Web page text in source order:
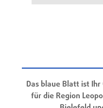
Das blaue Blatt ist
für die Region